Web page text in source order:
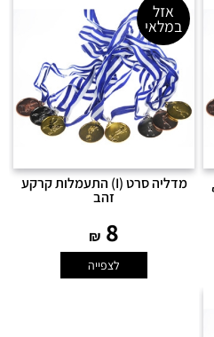
אזל
במלאי
מדליה סרט (I) התעמלות קרקע
זהב
8
₪
לצפייה